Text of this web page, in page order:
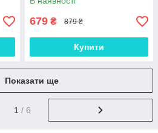
679 ₴ 879 ₴
Купити
Показати ще
1 / 6